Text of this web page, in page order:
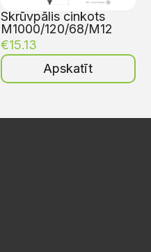
Skrūvpālis cinkots
M1000/120/68/M12
€15.13
Apskatīt